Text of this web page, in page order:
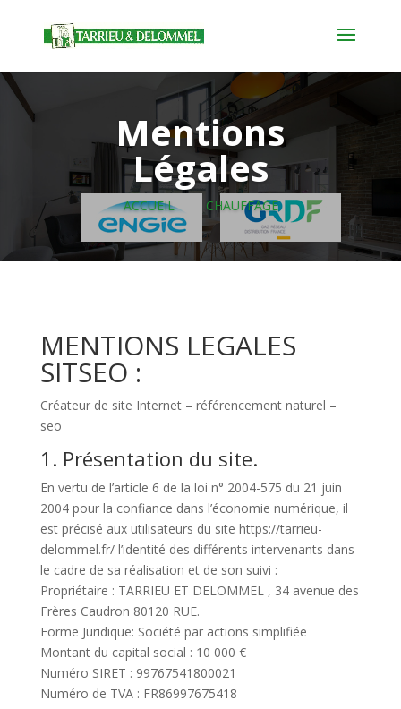
Mentions
Légales
ACCUEIL CHAUFFAGE
MENTIONS LEGALES
SITSEO :
Créateur de site Internet – référencement naturel –
seo
1. Présentation du site.
En vertu de l’article 6 de la loi n° 2004-575 du 21 juin
2004 pour la confiance dans l’économie numérique, il
est précisé aux utilisateurs du site https://tarrieu-
delommel.fr/ l’identité des différents intervenants dans
le cadre de sa réalisation et de son suivi :
Propriétaire : TARRIEU ET DELOMMEL , 34 avenue des
Frères Caudron 80120 RUE.
Forme Juridique: Société par actions simplifiée
Montant du capital social : 10 000 €
Numéro SIRET : 99767541800021
Numéro de TVA : FR86997675418